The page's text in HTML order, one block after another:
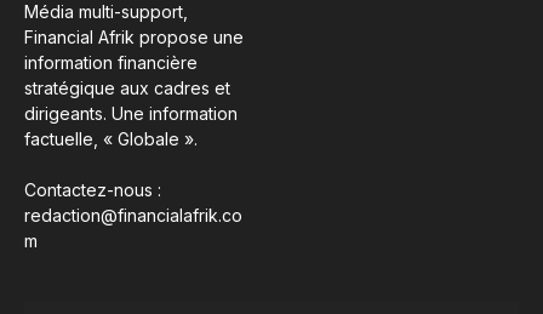
Média multi-support,
Financial Afrik propose une
information financière
stratégique aux cadres et
dirigeants. Une information
factuelle, « Globale ».
Contactez-nous :
redaction@financialafrik.co
m